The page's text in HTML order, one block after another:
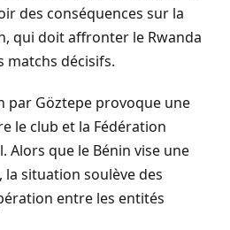
des conséquences sur la
qui doit affronter le Rwanda
matchs décisifs.
par Göztepe provoque une
le club et la Fédération
Alors que le Bénin vise une
situation soulève des
entre les entités